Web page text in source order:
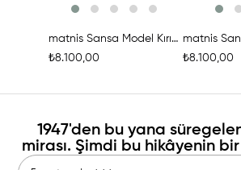
matnis Sansa Model Kırık Beyaz Deri Örgü Çanta
₺8.100,00
₺8.100,00
1947'den bu yana
mirası. Şimdi bu hikâyenin